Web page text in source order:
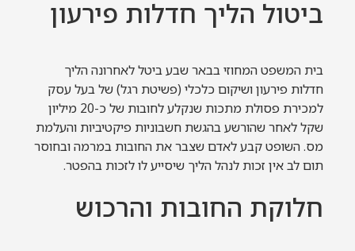
ביטול הליך חדלות פירעון
בית המשפט המחוזי בבאר שבע ביטל לאחרונה הליך
חדלות פירעון ושיקום כלכלי (פשיטת רגל) של בעל עסק
למכירת פסולת מתכות שנקלע לחובות של כ-20 מיליון
שקל לאחר שהורשע בהגשת חשבוניות פיקטיביות והעלמת
מס. השופט קבע לאדם שצבר את החובות במרמה ובחוסר
תום לב אין זכות לנהל הליך שיסייע לו לזכות בהפטר.
חלוקת החובות והרכוש